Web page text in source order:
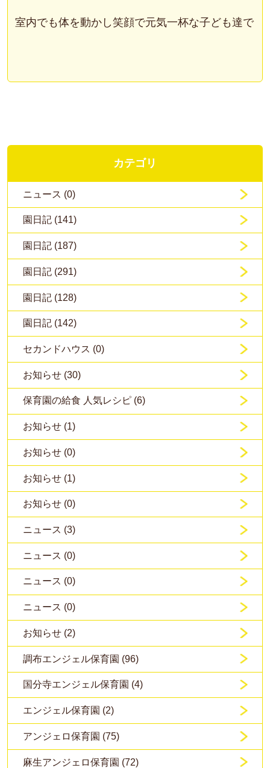
室内でも体を動かし笑顔で元気一杯な子ども達で
カテゴリ
ニュース (0)
園日記 (141)
園日記 (187)
園日記 (291)
園日記 (128)
園日記 (142)
セカンドハウス (0)
お知らせ (30)
保育園の給食 人気レシピ (6)
お知らせ (1)
お知らせ (0)
お知らせ (1)
お知らせ (0)
ニュース (3)
ニュース (0)
ニュース (0)
ニュース (0)
お知らせ (2)
調布エンジェル保育園 (96)
国分寺エンジェル保育園 (4)
エンジェル保育園 (2)
アンジェロ保育園 (75)
麻生アンジェロ保育園 (72)